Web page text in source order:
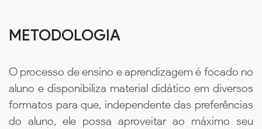
METODOLOGIA
O processo de ensino e aprendizagem é focado no
aluno e disponibiliza material didático em diversos
formatos para que, independente das preferências
do aluno, ele possa aproveitar ao máximo seu